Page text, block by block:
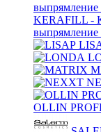
KERAFILL -
выпрямление
OLLIN